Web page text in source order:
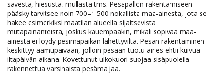
savesta, hiesusta, mullasta tms. Pesäpallon rakentamiseen
pääsky tarvitsee noin 700–1 500 nokallista maa-ainesta, jota se
hakee esimerkiksi maatilan alueella sijaitsevista
mutapainanteista, joskus kauempaakin, mikäli sopivaa maa-
ainesta ei löydy pesimäpaikan lähettyviltä. Pesän rakentaminen
keskittyy aamupäivään, jolloin pesään tuotu aines ehtii kuivua
iltapäivän aikana. Kovettunut ulkokuori suojaa sisäpuolella
rakennettua varsinaista pesämaljaa.